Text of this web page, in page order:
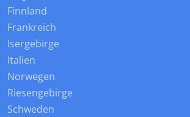
Finnland
Frankreich
Isergebirge
Italien
Norwegen
Riesengebirge
Schweden